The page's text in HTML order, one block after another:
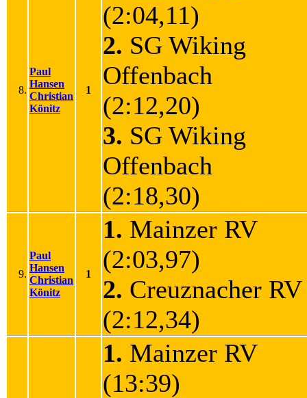
8.
Paul
Hansen
Christian
Könitz
1
(2:04,11)
2. SG Wiking
Offenbach
(2:12,20)
3. SG Wiking
Offenbach
(2:18,30)
9.
Paul
Hansen
Christian
Könitz
1
1. Mainzer RV
(2:03,97)
2. Creuznacher
(2:12,34)
1. Mainzer RV
(13:39)